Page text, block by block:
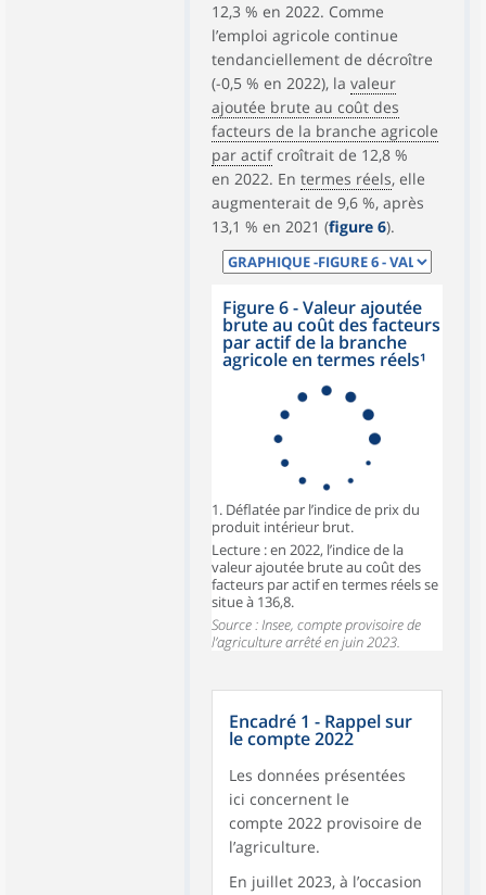
12,3 % en 2022. Comme
l’emploi agricole continue
tendanciellement de décroître
(-0,5 % en 2022), la valeur
ajoutée brute au coût des
facteurs de la branche agricole
par actifcroîtrait de 12,8 %
en 2022. En termes réels, elle
augmenterait de 9,6 %, après
13,1 % en 2021 (figure 6).
Figure 6 - Valeur ajoutée
brute au coût des facteurs
par actif de la branche
agricole en termes réels¹
1. Déflatée par l’indice de prix du
produit intérieur brut.
Lecture : en 2022, l’indice de la
valeur ajoutée brute au coût des
facteurs par actif en termes réels se
situe à 136,8.
Source : Insee, compte provisoire de
l’agriculture arrêté en juin 2023.
Encadré 1 - Rappel sur
le compte 2022
Les données présentées
ici concernent le
compte 2022 provisoire de
l’agriculture.
En juillet 2023, à l’occasion